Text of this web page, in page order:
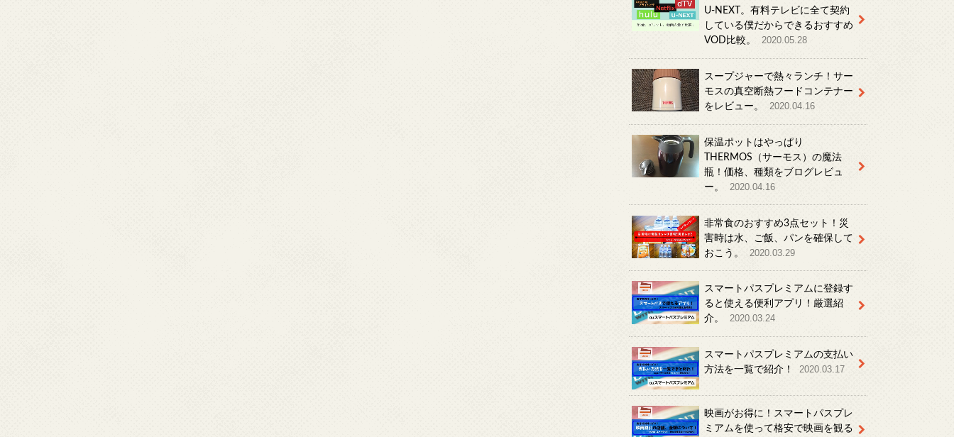
U-NEXT。有料テレビに全て契約
している僕だからできるおすすめ
VOD比較。
2020.05.28
スープジャーで熱々ランチ！サー
モスの真空断熱フードコンテナー
をレビュー。
2020.04.16
保温ポットはやっぱり
THERMOS（サーモス）の魔法
瓶！価格、種類をブログレビュ
ー。
2020.04.16
非常食のおすすめ3点セット！災
害時は水、ご飯、パンを確保して
おこう。
2020.03.29
スマートパスプレミアムに登録す
ると使える便利アプリ！厳選紹
介。
2020.03.24
スマートパスプレミアムの支払い
方法を一覧で紹介！
2020.03.17
映画がお得に！スマートパスプレ
ミアムを使って格安で映画を観る